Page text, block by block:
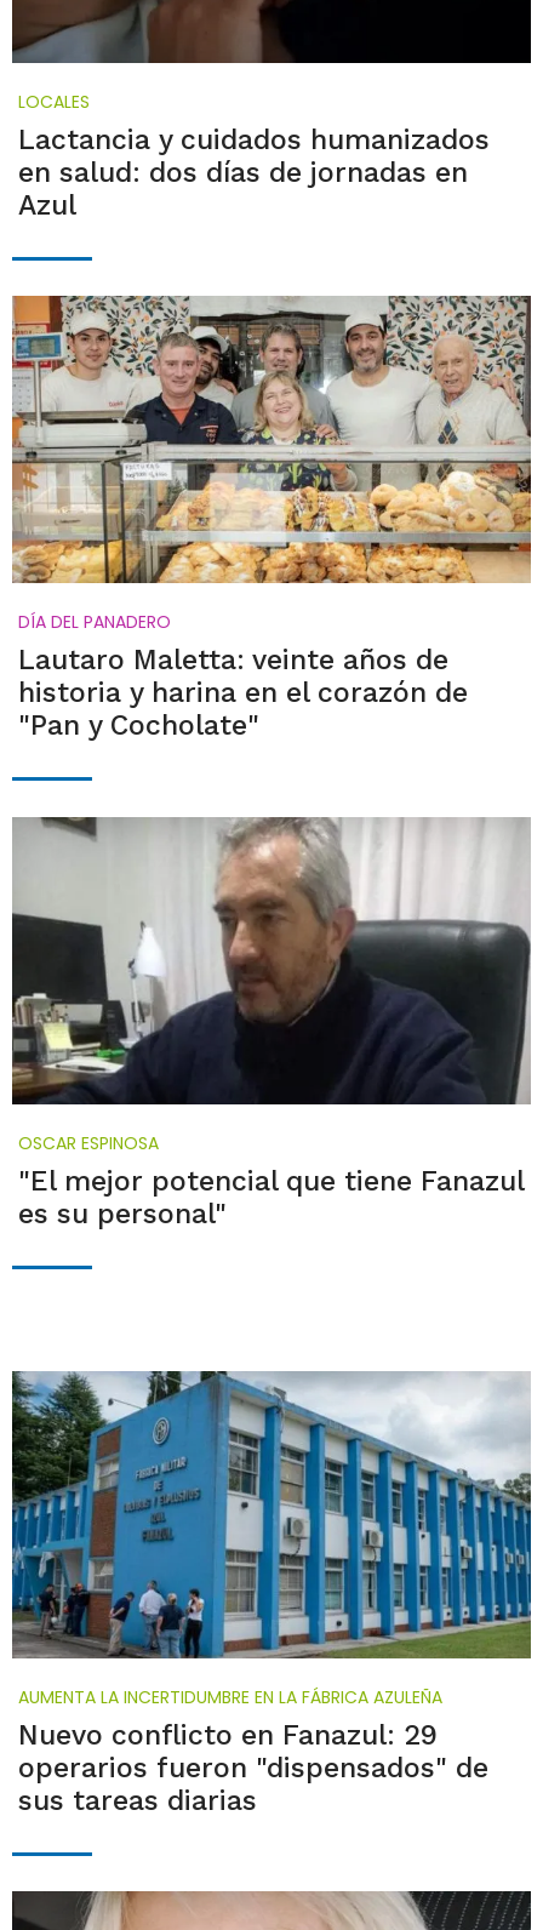
LOCALES
Lactancia y cuidados humanizados
en salud: dos días de jornadas en
Azul
DÍA DEL PANADERO
Lautaro Maletta: veinte años de
historia y harina en el corazón de
"Pan y Cocholate"
OSCAR ESPINOSA
"El mejor potencial que tiene Fanazul
es su personal"
AUMENTA LA INCERTIDUMBRE EN LA FÁBRICA AZULEÑA
Nuevo conflicto en Fanazul: 29
operarios fueron "dispensados" de
sus tareas diarias